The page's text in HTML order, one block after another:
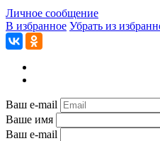
Личное сообщение
В избранное Убрать из
Ваш e-mail
Ваше имя
Ваш e-mail